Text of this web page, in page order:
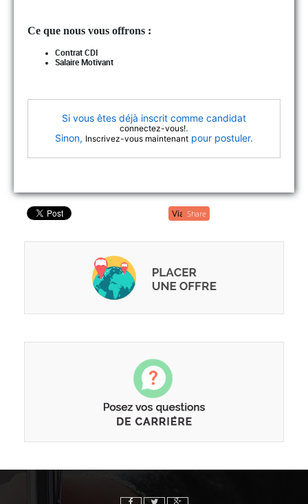
Ce que nous vous offrons :
Contrat CDI
Salaire Motivant
Si vous êtes déjà inscrit comme candidat
connectez-vous!.
Sinon, Inscrivez-vous maintenant pour postuler.
Share